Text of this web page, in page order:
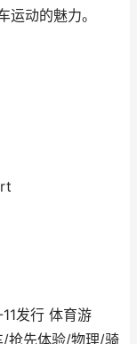
动的魅力。
发行 体育游
抢先体验/物理/骑